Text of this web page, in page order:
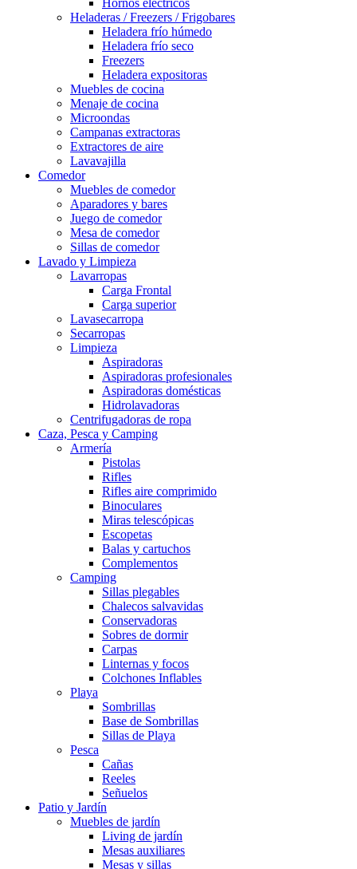
Hornos eléctricos
Heladeras / Freezers / Frigobares
Heladera frío húmedo
Heladera frío seco
Freezers
Heladera expositoras
Muebles de cocina
Menaje de cocina
Microondas
Campanas extractoras
Extractores de aire
Lavavajilla
Comedor
Muebles de comedor
Aparadores y bares
Juego de comedor
Mesa de comedor
Sillas de comedor
Lavado y Limpieza
Lavarropas
Carga Frontal
Carga superior
Lavasecarropa
Secarropas
Limpieza
Aspiradoras
Aspiradoras profesionales
Aspiradoras domésticas
Hidrolavadoras
Centrifugadoras de ropa
Caza, Pesca y Camping
Armería
Pistolas
Rifles
Rifles aire comprimido
Binoculares
Miras telescópicas
Escopetas
Balas y cartuchos
Complementos
Camping
Sillas plegables
Chalecos salvavidas
Conservadoras
Sobres de dormir
Carpas
Linternas y focos
Colchones Inflables
Playa
Sombrillas
Base de Sombrillas
Sillas de Playa
Pesca
Cañas
Reeles
Señuelos
Patio y Jardín
Muebles de jardín
Living de jardín
Mesas auxiliares
Mesas y sillas